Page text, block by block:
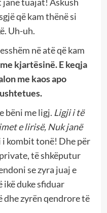
që kam thënë si
Uh-uh.
në atë që kam
kjartësinë. E keqja
me kaos apo
bëni me ligj. Ligji i të
e lirisë, Nuk janë
kombit tonë! Dhe për
të shkëputur
se zyra juaj e
ikë duke sfiduar
zyrën qendrore të